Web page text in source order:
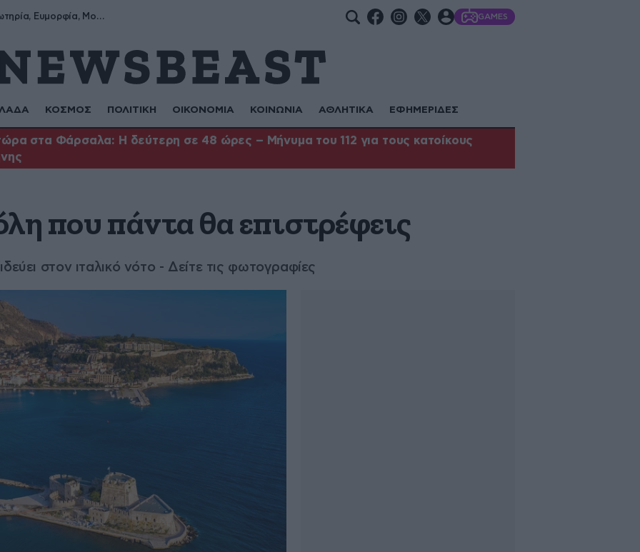
Σωτήρης, Σωτηρία, Ευμορφία, Μορφούλα GAMES
ΚΟΣΜΟΣ ΠΟΛΙΤΙΚΗ ΟΙΚΟΝΟΜΙΑ ΚΟΙΝΩΝΙΑ ΑΘΛΗΤΙΚΑ ΕΦΗΜΕΡΙΔΕΣ
στα Φάρσαλα: Η δεύτερη σε 48 ώρες – Μήνυμα του 112 για τους κατοίκους
που πάντα θα επιστρέφεις
στον ιταλικό νότο - Δείτε τις φωτογραφίες